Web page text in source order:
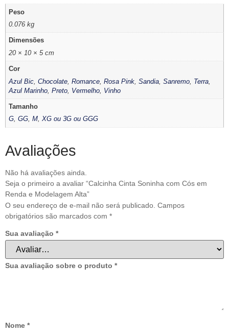
Peso
0.076 kg
Dimensões
20 × 10 × 5 cm
Cor
Azul Bic ,Chocolate ,Romance ,Rosa Pink ,Sandia ,Sanremo Terra
Azul Marinho ,Preto Vermelho Vinho
Tamanho
G,GG,M,XG ou 3G ou GGG
Avaliações
Não há avaliações ainda.
Seja o primeiro a avaliar “Calcinha Cinta Soninha com Cós em
Renda e Modelagem Alta”
O seu endereço de e-mail não será publicado. Campos
obrigatórios são marcados com *
Sua avaliação *
Sua avaliação sobre o produto *
Nome *